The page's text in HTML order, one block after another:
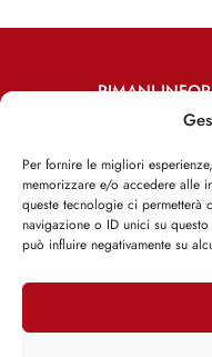
Per fornire le migliori
memorizzare e/o accedere alle
queste tecnologie ci
navigazione o ID unici su
può influire negativamente su
RIMANI
Iscriviti
Facebook